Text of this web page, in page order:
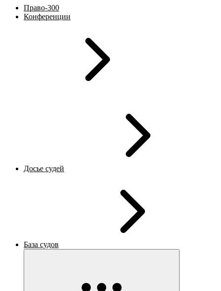
Право-300
Конференции
Досье судей
База судов